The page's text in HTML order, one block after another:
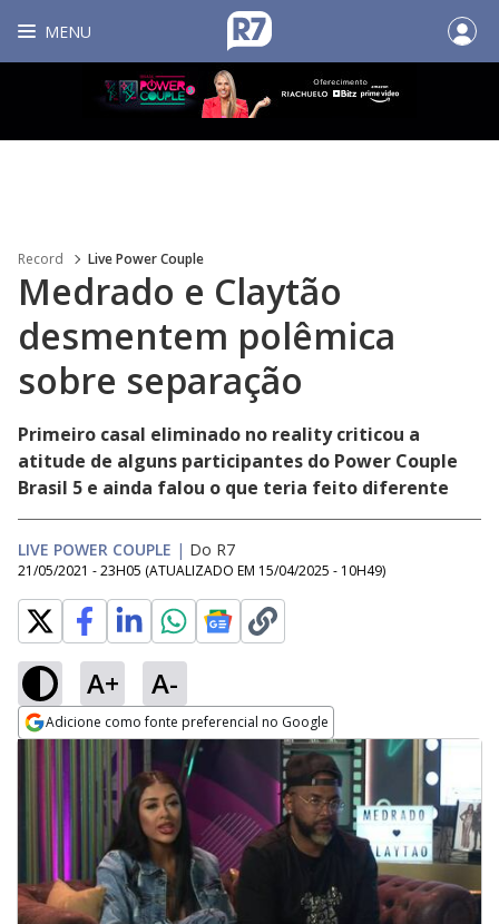
MENU
Record Live Power Couple
Medrado e Claytão
desmentem polêmica
sobre separação
Primeiro casal eliminado no reality criticou a
atitude de alguns participantes do Power Couple
Brasil 5 e ainda falou o que teria feito diferente
LIVE POWER COUPLE | Do R7
21/05/2021 - 23H05 (ATUALIZADO EM 15/04/2025 - 10H49)
A+ A-
Adicione como fonte preferencial no Google
Opens in new window